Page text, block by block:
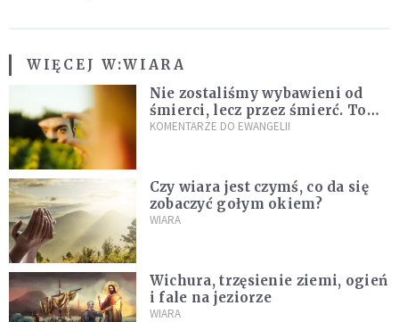
WIĘCEJ W:WIARA
Nie zostaliśmy wybawieni od
śmierci, lecz przez śmierć. To
jedna z największych tajemnic
KOMENTARZE DO EWANGELII
Czy wiara jest czymś, co da się
zobaczyć gołym okiem?
WIARA
Wichura, trzęsienie ziemi, ogień
i fale na jeziorze
WIARA